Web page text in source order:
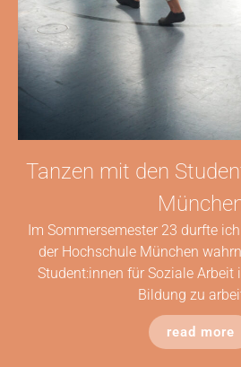
Tanzen mit den
Im Sommersemester 23 durfte
der Hochschule München
Student:innen für Soziale Arbeit
Bildung zu
read more